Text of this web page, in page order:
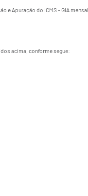
Apuração do ICMS - GIA
acima, conforme segue: